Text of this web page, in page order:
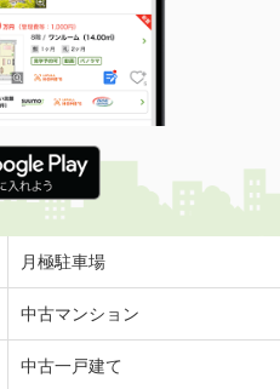
月極駐車場
中古マンション
中古一戸建て